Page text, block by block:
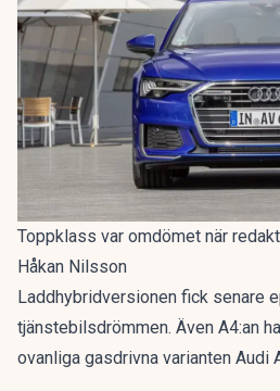
Toppklass var omdömet när
Håkan Nilsson
Laddhybridversionen fick senare
tjänstebilsdrömmen. Även A4:an
ovanliga gasdrivna varianten Audi